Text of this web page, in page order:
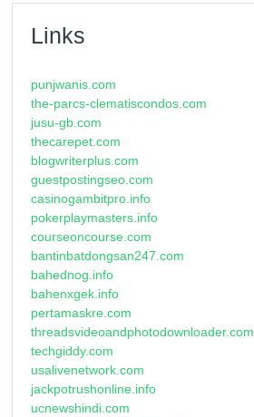
Links
punjwanis.com
the-parcs-clematiscondos.com
jusu-gb.com
thecarepet.com
blogwriterplus.com
guestpostingseo.com
casinogambitpro.info
pokerplaymasters.info
courseoncourse.com
bantinbatdongsan247.com
bahednog.info
bahenxgek.info
pertamaskre.com
threadsvideoandphotodownloader.com
techgiddy.com
usalivenetwork.com
jackpotrushonline.info
ucnewshindi.com